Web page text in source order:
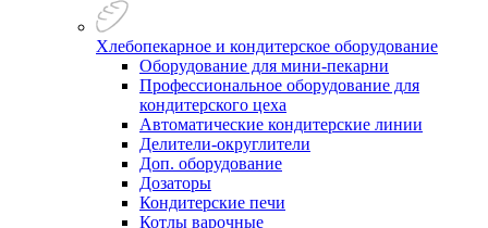
Хлебопекарное и кондитерское оборудование
Оборудование для мини-пекарни
Профессиональное оборудование для
кондитерского цеха
Автоматические кондитерские линии
Делители-округлители
Доп. оборудование
Дозаторы
Кондитерские печи
Котлы варочные